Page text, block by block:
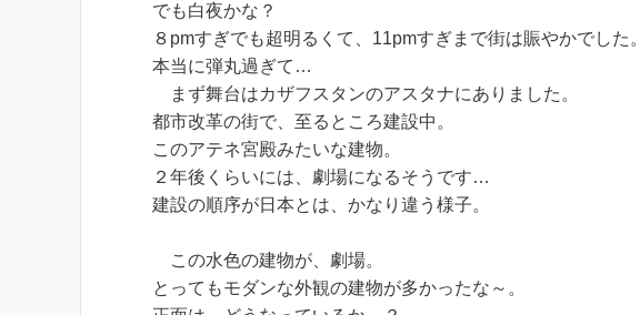
でも白夜かな？
８pmすぎでも超明るくて、11pmすぎまで街は賑やかでした。
本当に弾丸過ぎて…
まず舞台はカザフスタンのアスタナにありました。
都市改革の街で、至るところ建設中。
このアテネ宮殿みたいな建物。
２年後くらいには、劇場になるそうです…
建設の順序が日本とは、かなり違う様子。
この水色の建物が、劇場。
とってもモダンな外観の建物が多かったな～。